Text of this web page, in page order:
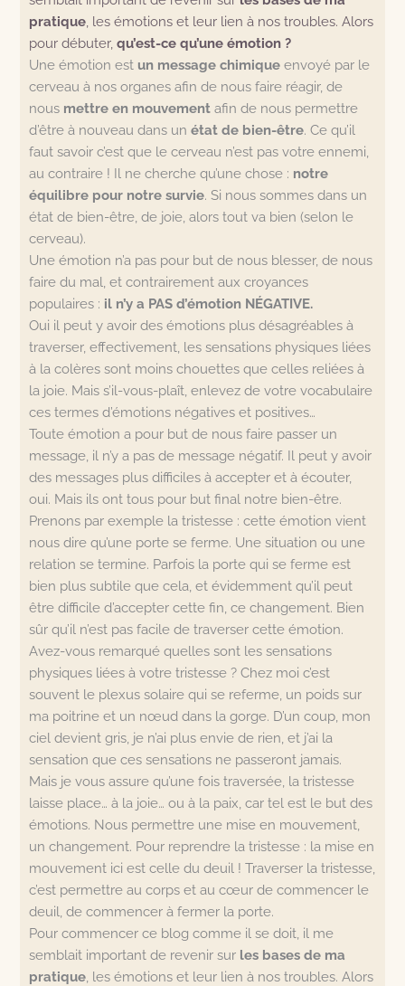
pratique , les émotions et leur lien à nos troubles. Alors
pour débuter,qu’est-ce qu’une émotion ?
Une émotion est un message chimique envoyé par le
cerveau à nos organes afin de nous faire réagir, de
nous mettre en mouvementafin de nous permettre
d’être à nouveau dans unétat de bien-être. Ce qu’il
faut savoir c’est que le cerveau n’est pas votre ennemi,
au contraire ! Il ne cherche qu’une chose : notre
équilibre pour notre survie. Si nous sommes dans un
état de bien-être, de joie, alors tout va bien (selon le
cerveau).
Une émotion n’a pas pour but de nous blesser, de nous
faire du mal, et contrairement aux croyances
populaires : il n’y a PAS d’émotion NÉGATIVE.
Oui il peut y avoir des émotions plus désagréables à
traverser, effectivement, les sensations physiques liées
à la colères sont moins chouettes que celles reliées à
la joie. Mais s’il-vous-plaît, enlevez de votre vocabulaire
ces termes d’émotions négatives et positives…
Toute émotion a pour but de nous faire passer un
message, il n’y a pas de message négatif. Il peut y avoir
des messages plus difficiles à accepter et à écouter,
oui. Mais ils ont tous pour but final notre bien-être.
Prenons par exemple la tristesse : cette émotion vient
nous dire qu’une porte se ferme. Une situation ou une
relation se termine. Parfois la porte qui se ferme est
bien plus subtile que cela, et évidemment qu’il peut
être difficile d’accepter cette fin, ce changement. Bien
sûr qu’il n’est pas facile de traverser cette émotion.
Avez-vous remarqué quelles sont les sensations
physiques liées à votre tristesse ? Chez moi c’est
souvent le plexus solaire qui se referme, un poids sur
ma poitrine et un nœud dans la gorge. D’un coup, mon
ciel devient gris, je n’ai plus envie de rien, et j’ai la
sensation que ces sensations ne passeront jamais.
Mais je vous assure qu’une fois traversée, la tristesse
laisse place… à la joie… ou à la paix, car tel est le but des
émotions. Nous permettre une mise en mouvement,
un changement. Pour reprendre la tristesse : la mise en
mouvement ici est celle du deuil ! Traverser la tristesse,
c’est permettre au corps et au cœur de commencer le
deuil, de commencer à fermer la porte.
Pour commencer ce blog comme il se doit, il me
semblait important de revenir sur les bases de ma
pratique , les émotions et leur lien à nos troubles. Alors